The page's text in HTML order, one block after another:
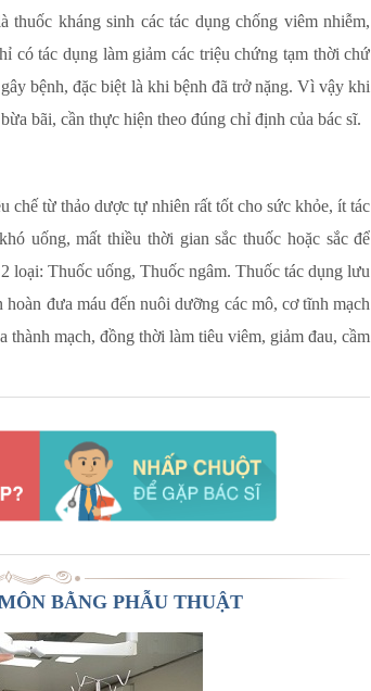
thuốc kháng sinh các tác dụng chống viêm nhiễm,
có tác dụng làm giảm các triệu chứng tạm thời chứ
bệnh, đặc biệt là khi bệnh đã trở nặng. Vì vậy khi
bãi, cần thực hiện theo đúng chỉ định của bác sĩ.
chế từ thảo dược tự nhiên rất tốt cho sức khỏe, ít tác
uống, mất thiều thời gian sắc thuốc hoặc sắc để
loại: Thuốc uống, Thuốc ngâm. Thuốc tác dụng lưu
đưa máu đến nuôi dưỡng các mô, cơ tĩnh mạch
thành mạch, đồng thời làm tiêu viêm, giảm đau, cầm
BẰNG PHẪU THUẬT